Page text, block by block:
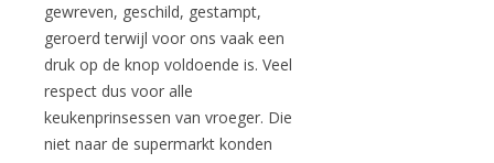
gewreven, geschild, gestampt,
geroerd terwijl voor ons vaak een
druk op de knop voldoende is. Veel
respect dus voor alle
keukenprinsessen van vroeger. Die
niet naar de supermarkt konden